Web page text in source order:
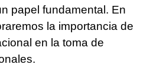
papel fundamental. En
la importancia de
en la toma de